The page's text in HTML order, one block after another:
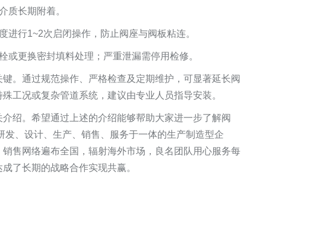
质长期附着。
进行1~2次启闭操作，防止阀座与阀板粘连。
或更换密封填料处理；严重泄漏需停用检修。
。通过规范操作、严格检查及定期维护，可显著延长阀
工况或复杂管道系统，建议由专业人员指导安装。
绍。希望通过上述的介绍能够帮助大家进一步了解阀
发、设计、生产、销售、服务于一体的生产制造型企
售网络遍布全国，辐射海外市场，良名团队用心服务每
了长期的战略合作实现共赢。​